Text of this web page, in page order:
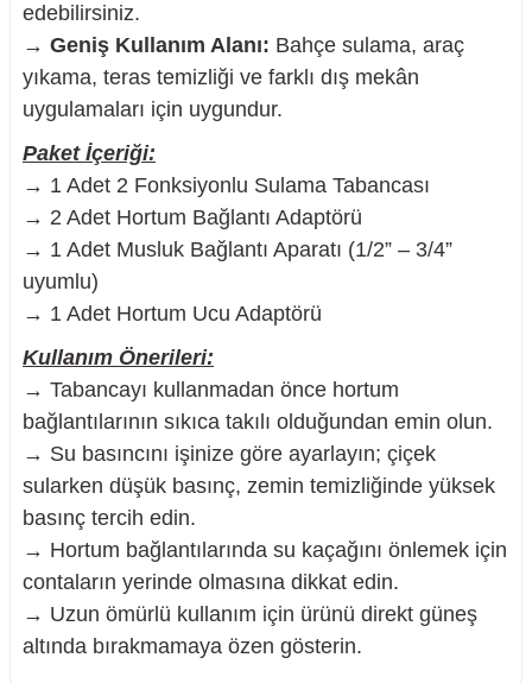
ve Lehim Teli
edebilirsiniz.
→ Geniş Kullanım Alanı: Bahçe sulama, araç
yıkama, teras temizliği ve farklı dış mekân
uygulamaları için uygundur.
Paket İçeriği:
→ 1 Adet 2 Fonksiyonlu Sulama Tabancası
→ 2 Adet Hortum Bağlantı Adaptörü
→ 1 Adet Musluk Bağlantı Aparatı (1/2” – 3/4”
uyumlu)
→ 1 Adet Hortum Ucu Adaptörü
Kullanım Önerileri:
→ Tabancayı kullanmadan önce hortum
bağlantılarının sıkıca takılı olduğundan emin olun.
→ Su basıncını işinize göre ayarlayın; çiçek
sularken düşük basınç, zemin temizliğinde yüksek
basınç tercih edin.
→ Hortum bağlantılarında su kaçağını önlemek için
contaların yerinde olmasına dikkat edin.
→ Uzun ömürlü kullanım için ürünü direkt güneş
altında bırakmamaya özen gösterin.